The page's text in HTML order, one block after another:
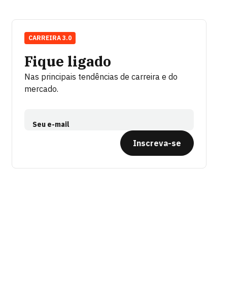
Fique ligado
Nas principais tendências de carreira e do
mercado.
Seu e-mail
Inscreva-se
CARREIRA 3.0